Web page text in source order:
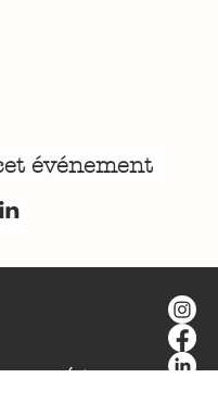
événement
(Réseau Business